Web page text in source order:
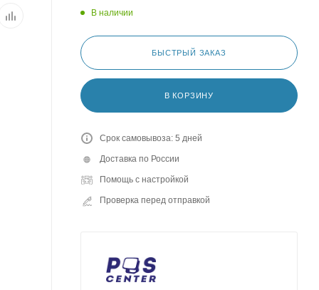
В наличии
БЫСТРЫЙ ЗАКАЗ
В КОРЗИНУ
Срок самовывоза: 5 дней
Доставка по России
Помощь с настройкой
Проверка перед отправкой